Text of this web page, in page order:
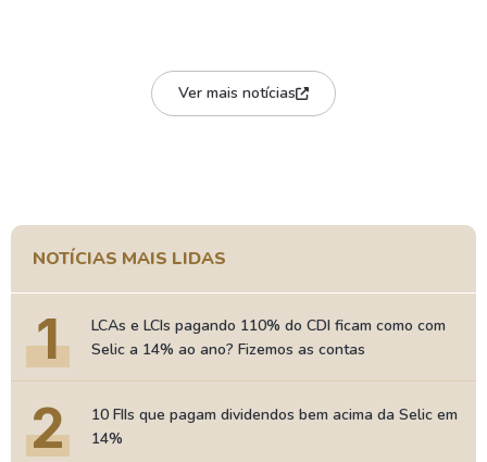
Ver mais notícias
NOTÍCIAS MAIS LIDAS
1
LCAs e LCIs pagando 110% do CDI ficam como com
Selic a 14% ao ano? Fizemos as contas
2
10 FIIs que pagam dividendos bem acima da Selic em
14%